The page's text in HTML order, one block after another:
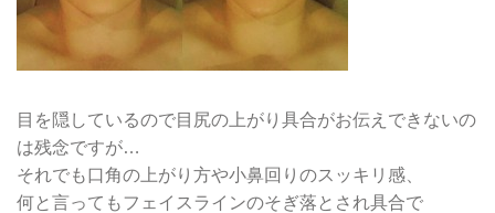
目を隠しているので目尻の上がり具合がお伝えできないの
は残念ですが…
それでも口角の上がり方や小鼻回りのスッキリ感、
何と言ってもフェイスラインのそぎ落とされ具合で